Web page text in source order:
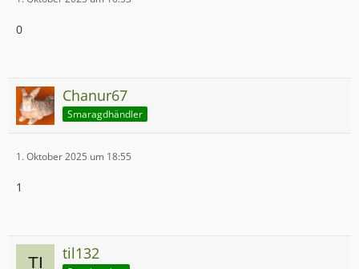
0
Chanur67
Smaragdhändler
1. Oktober 2025 um 18:55
1
til132